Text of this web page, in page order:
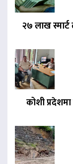
२७ लाख
कोशी